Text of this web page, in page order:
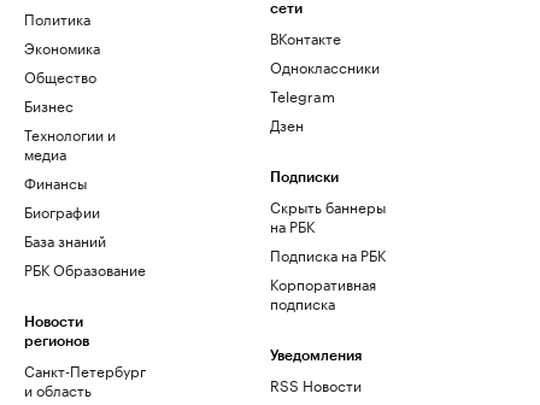
Политика
Экономика
Общество
Бизнес
Технологии и
медиа
Финансы
Биографии
База знаний
РБК Образование
Новости
регионов
Санкт-Петербург
и область
сети
ВКонтакте
Одноклассники
Telegram
Дзен
Подписки
Скрыть баннеры
на РБК
Подписка на РБК
Корпоративная
подписка
Уведомления
RSS Новости